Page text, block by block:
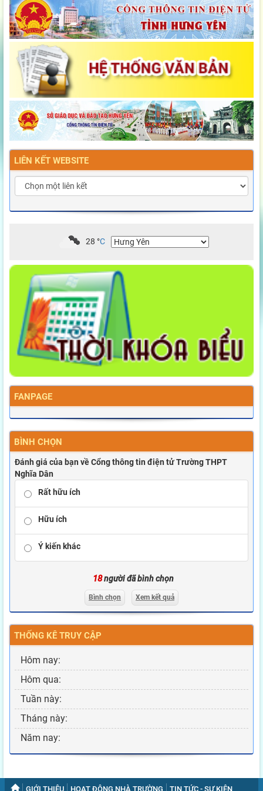
LIÊN KẾT WEBSITE
28 °C
FANPAGE
BÌNH CHỌN
Đánh giá của bạn về Cổng thông tin điện tử Trường THPT
Nghĩa Dân
Rất hữu ích
Hữu ích
Ý kiến khác
18người đã bình chọn
Bình chọn Xem kết quả
THỐNG KÊ TRUY CẬP
Hôm nay:
Hôm qua:
Tuần này:
Tháng này:
Năm nay:
GIỚI THIỆU HOẠT ĐỘNG NHÀ TRƯỜNG TIN TỨC - SỰ KIỆN